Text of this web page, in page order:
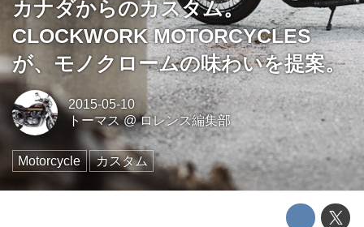
カナダからのカスタム。
CLOCKWORK MOTORCYCLES
が、モノクロームの味わいを提案。
2015-05-10
トーマス@ロレンス編集部
Motorcycle カスタム